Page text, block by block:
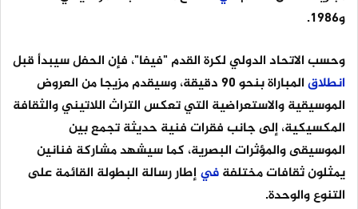
و1986.
وحسب الاتحاد الدولي لكرة القدم "فيفا"، فإن الحفل سيبدأ قبل
انطلاق
المباراة بنحو 90 دقيقة، وسيقدم مزيجا من العروض
الموسيقية والاستعراضية التي تعكس التراث اللاتيني والثقافة
المكسيكية، إلى جانب فقرات فنية حديثة تجمع بين
الموسيقى والمؤثرات البصرية، كما سيشهد مشاركة فنانين
يمثلون ثقافات مختلفةفيإطار رسالة البطولة القائمة على
التنوع والوحدة.